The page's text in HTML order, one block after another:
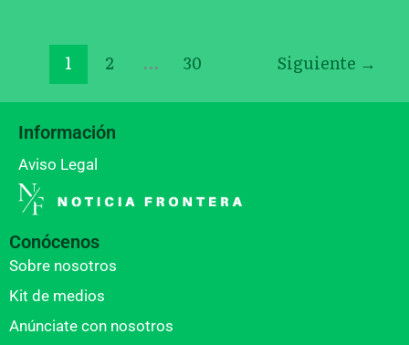
1 2 … 30 Siguiente →
Información
Aviso Legal
Conócenos
Sobre nosotros
Kit de medios
Anúnciate con nosotros